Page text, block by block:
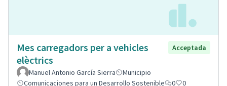
Mes carregadors per a vehicles
elèctrics
Acceptada
Manuel Antonio García Sierra
Municipio
Comunicaciones para un Desarrollo Sostenible
0 0